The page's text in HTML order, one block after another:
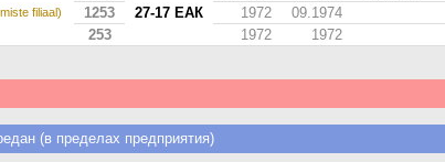
filiaal)
27-17 ЕАК
1253 1972
09.1974
253
1972 1972
(в пределах предприятия)